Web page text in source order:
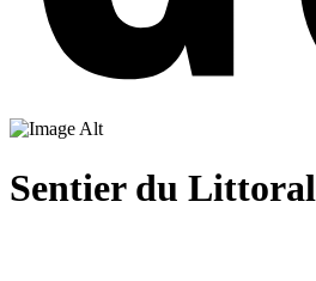
Sentier du Littoral